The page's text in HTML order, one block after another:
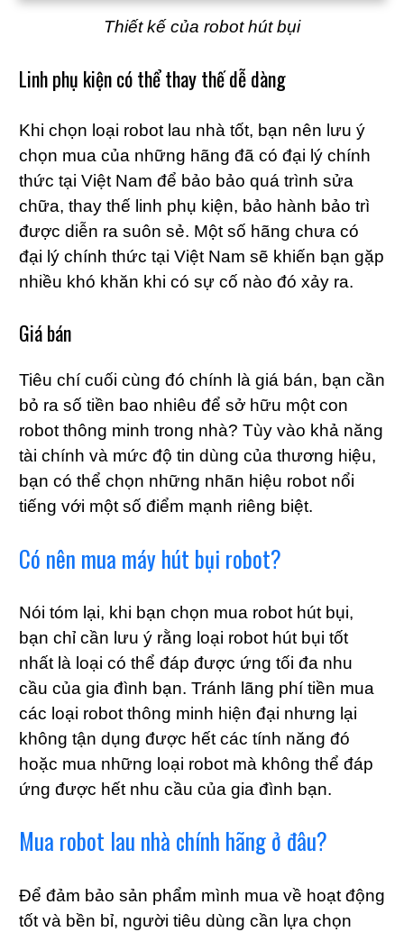
Thiết kế của robot hút bụi
Linh phụ kiện có thể thay thế dễ dàng
Khi chọn loại robot lau nhà tốt, bạn nên lưu ý
chọn mua của những hãng đã có đại lý chính
thức tại Việt Nam để bảo bảo quá trình sửa
chữa, thay thế linh phụ kiện, bảo hành bảo trì
được diễn ra suôn sẻ. Một số hãng chưa có
đại lý chính thức tại Việt Nam sẽ khiến bạn gặp
nhiều khó khăn khi có sự cố nào đó xảy ra.
Giá bán
Tiêu chí cuối cùng đó chính là giá bán, bạn cần
bỏ ra số tiền bao nhiêu để sở hữu một con
robot thông minh trong nhà? Tùy vào khả năng
tài chính và mức độ tin dùng của thương hiệu,
bạn có thể chọn những nhãn hiệu robot nổi
tiếng với một số điểm mạnh riêng biệt.
Có nên mua máy hút bụi robot?
Nói tóm lại, khi bạn chọn mua robot hút bụi,
bạn chỉ cần lưu ý rằng loại robot hút bụi tốt
nhất là loại có thể đáp được ứng tối đa nhu
cầu của gia đình bạn. Tránh lãng phí tiền mua
các loại robot thông minh hiện đại nhưng lại
không tận dụng được hết các tính năng đó
hoặc mua những loại robot mà không thể đáp
ứng được hết nhu cầu của gia đình bạn.
Mua robot lau nhà chính hãng ở đâu?
Để đảm bảo sản phẩm mình mua về hoạt động
tốt và bền bỉ, người tiêu dùng cần lựa chọn